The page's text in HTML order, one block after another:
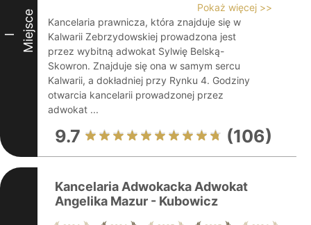
I Miejsce
Pokaż więcej >>
Kancelaria prawnicza, która znajduje się w
Kalwarii Zebrzydowskiej prowadzona jest
przez wybitną adwokat Sylwię Belską-
Skowron. Znajduje się ona w samym sercu
Kalwarii, a dokładniej przy Rynku 4. Godziny
otwarcia kancelarii prowadzonej przez
adwokat ...
9.7 (106)
Kancelaria Adwokacka Adwokat
Angelika Mazur - Kubowicz